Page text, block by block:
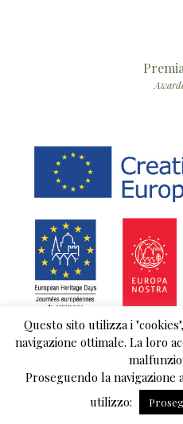
© 2018 copyright Comuniterrae | È
Privacy
Questo sito utilizza i
navigazione ottimale. La loro
Proseguendo la
utilizzo: